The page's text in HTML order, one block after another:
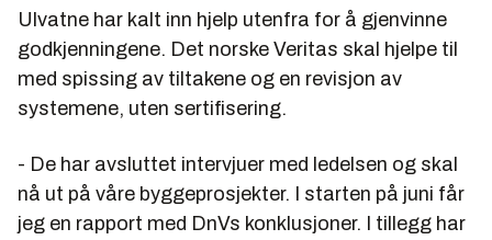
Ulvatne har kalt inn hjelp utenfra for å gjenvinne
godkjenningene. Det norske Veritas skal hjelpe til
med spissing av tiltakene og en revisjon av
systemene, uten sertifisering.
- De har avsluttet intervjuer med ledelsen og skal
nå ut på våre byggeprosjekter. I starten på juni får
jeg en rapport med DnVs konklusjoner. I tillegg har